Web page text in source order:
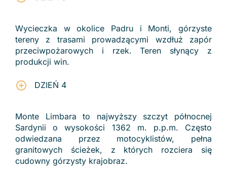
Wycieczka w okolice Padru i Monti, górzyste
tereny z trasami prowadzącymi wzdłuż zapór
przeciwpożarowych i rzek. Teren słynący z
produkcji win.
DZIEŃ 4
Monte Limbara to najwyższy szczyt północnej
Sardynii o wysokości 1362 m. p.p.m. Często
odwiedzana przez motocyklistów, pełna
granitowych ścieżek, z których rozciera się
cudowny górzysty krajobraz.